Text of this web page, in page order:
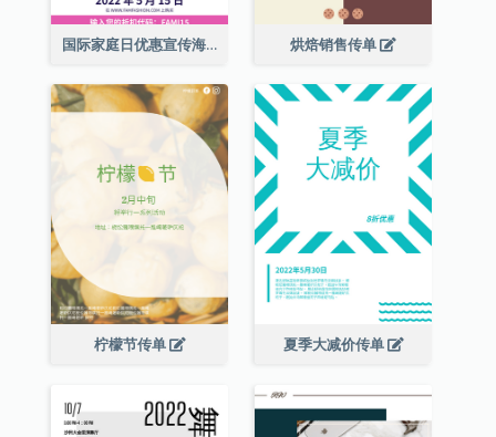
国际家庭日优惠宣传海报 烘焙销售传单
柠檬节传单 夏季大减价传单